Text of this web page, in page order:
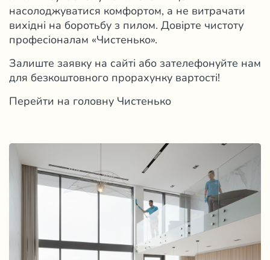
насолоджуватися комфортом, а не витрачати
вихідні на боротьбу з пилом. Довірте чистоту
професіоналам «Чистенько».
Залиште заявку на сайті або зателефонуйте нам
для безкоштовного прорахунку вартості!
Перейти на головну Чистенько